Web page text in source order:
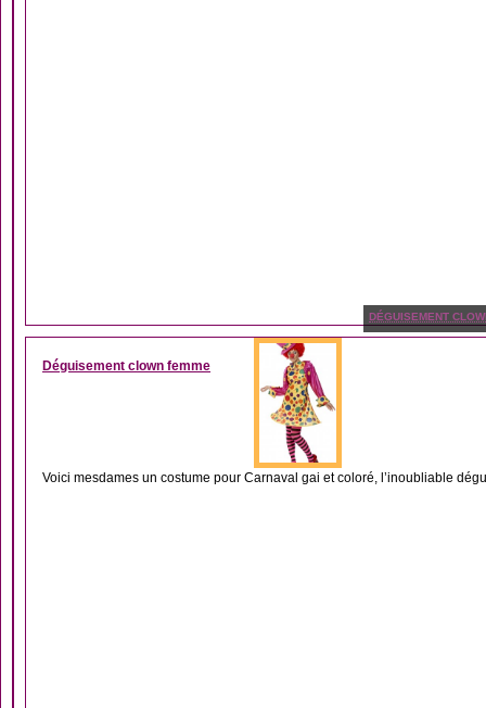
DÉGUISEMENT
Déguisement clown femme
Voici mesdames un costume pour Carnaval gai et coloré, l’inoubliable